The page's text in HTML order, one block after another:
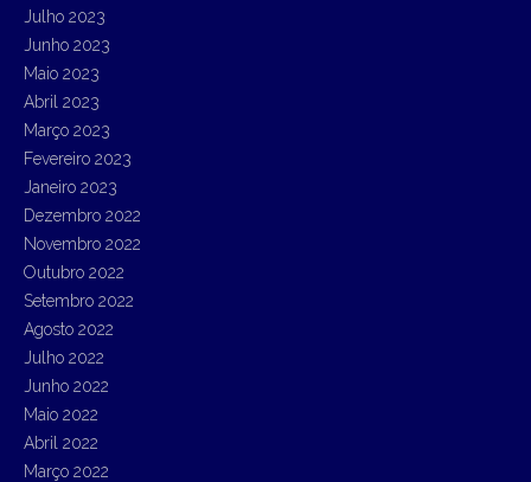
Julho 2023
Junho 2023
Maio 2023
Abril 2023
Março 2023
Fevereiro 2023
Janeiro 2023
Dezembro 2022
Novembro 2022
Outubro 2022
Setembro 2022
Agosto 2022
Julho 2022
Junho 2022
Maio 2022
Abril 2022
Março 2022